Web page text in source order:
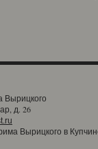
д. 26
Вырицкого в